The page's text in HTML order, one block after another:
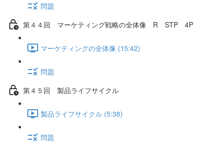
問題
第４４回 マーケティング戦略の全体像 R STP 4P
マーケティングの全体像 (15:42)
問題
第４５回 製品ライフサイクル
製品ライフサイクル (5:38)
問題